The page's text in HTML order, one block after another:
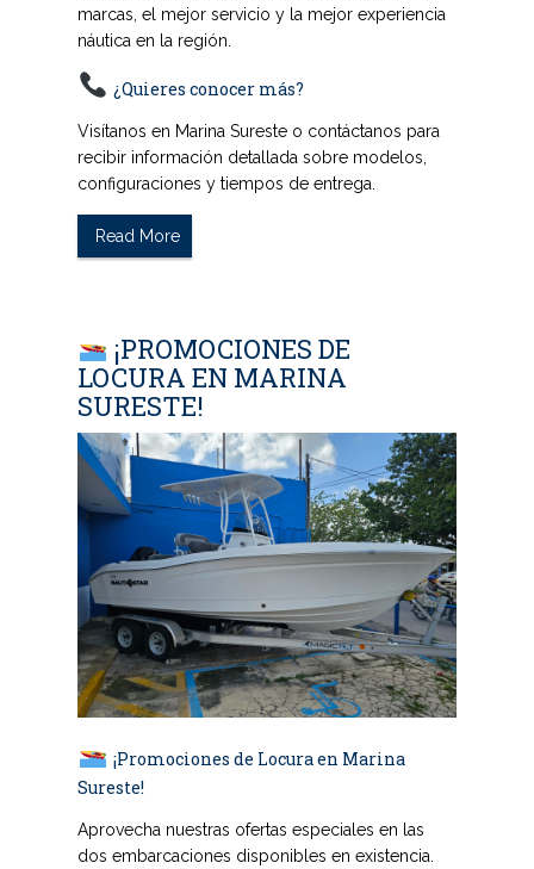
marcas, el mejor servicio y la mejor experiencia
náutica en la región.
¿Quieres conocer más?
Visítanos en Marina Sureste o contáctanos para
recibir información detallada sobre modelos,
configuraciones y tiempos de entrega.
Read More
¡PROMOCIONES DE
LOCURA EN MARINA
SURESTE!
¡Promociones de Locura en Marina
Sureste!
Aprovecha nuestras ofertas especiales en las
dos embarcaciones disponibles en existencia